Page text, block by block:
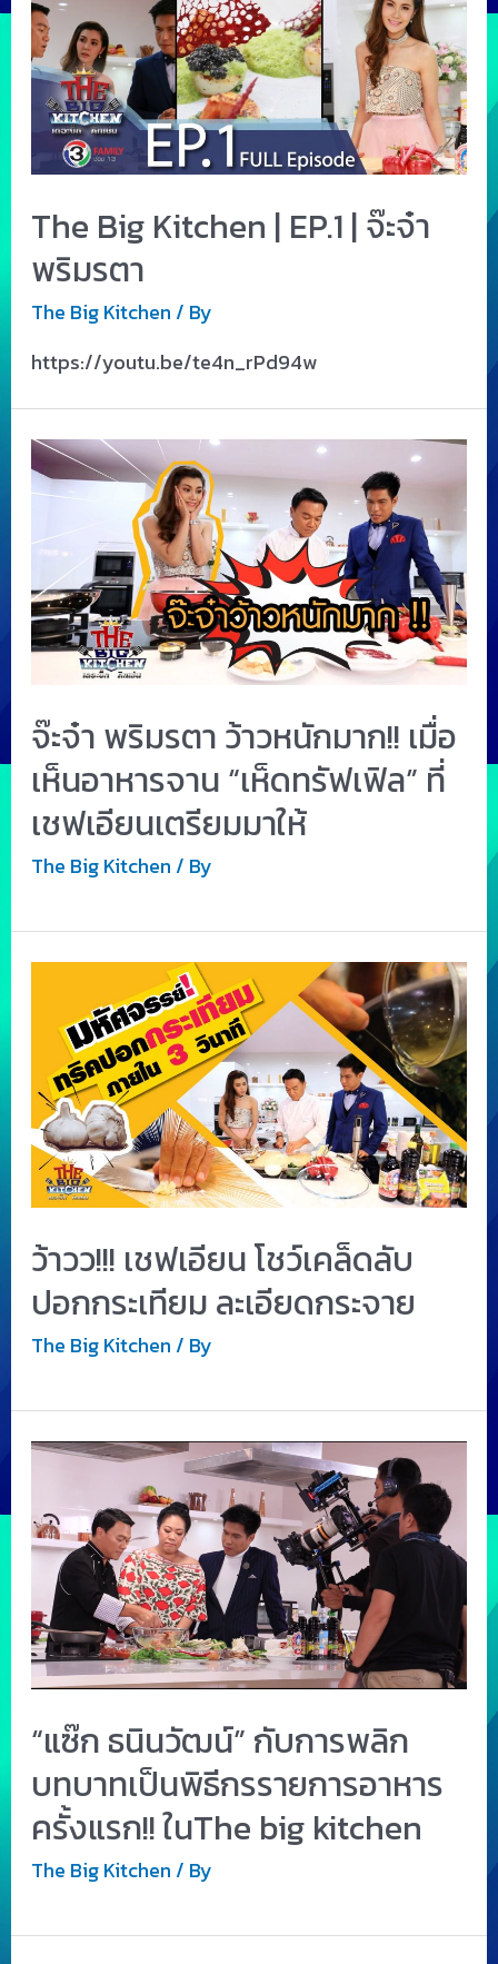
The Big Kitchen | EP.1 | จ๊ะจ๋า
พริมรตา
The Big Kitchen / By
https://youtu.be/te4n_rPd94w
จ๊ะจ๋า พริมรตา ว้าวหนักมาก!! เมื่อ
เห็นอาหารจาน “เห็ดทรัฟเฟิล” ที่
เชฟเอียนเตรียมมาให้
The Big Kitchen / By
ว้าวว!!! เชฟเอียน โชว์เคล็ดลับ
ปอกกระเทียม ละเอียดกระจาย
The Big Kitchen / By
“แซ๊ก ธนินวัฒน์” กับการพลิก
บทบาทเป็นพิธีกรรายการอาหาร
ครั้งแรก!! ในThe big kitchen
The Big Kitchen / By